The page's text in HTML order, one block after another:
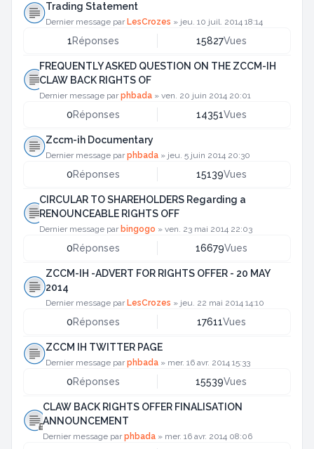
Trading Statement
Dernier message par LesCrozes » jeu. 10 juil. 2014 18:14
1Réponses 15827Vues
FREQUENTLY ASKED QUESTION ON THE ZCCM-IH
CLAW BACK RIGHTS OF
Dernier message parphbada» ven. 20 juin 2014 20:01
0Réponses 14351Vues
Zccm-ih Documentary
Dernier message parphbada » jeu. 5 juin 2014 20:30
0Réponses 15139Vues
CIRCULAR TO SHAREHOLDERS Regarding a
RENOUNCEABLE RIGHTS OFF
Dernier message par bingogo »ven. 23 mai 2014 22:03
0Réponses 16679Vues
ZCCM-IH -ADVERT FOR RIGHTS OFFER - 20 MAY
2014
Dernier message par LesCrozes » jeu. 22 mai 2014 14:10
0Réponses 17611Vues
ZCCM IH TWITTER PAGE
Dernier message parphbada » mer. 16 avr. 2014 15:33
0Réponses 15539Vues
CLAW BACK RIGHTS OFFER FINALISATION
ANNOUNCEMENT
Dernier message parphbada» mer. 16 avr. 2014 08:06